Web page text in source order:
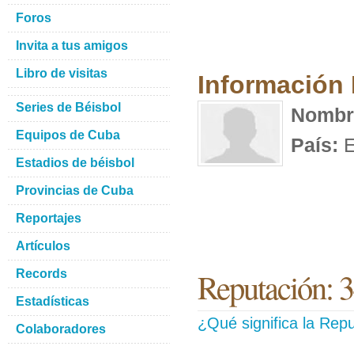
Información
País:
Reputación:
¿Qué significa la
Foros
Invita a tus amigos
Libro de visitas
Series de Béisbol
Equipos de Cuba
Estadios de béisbol
Provincias de Cuba
Reportajes
Artículos
Records
Estadísticas
Colaboradores